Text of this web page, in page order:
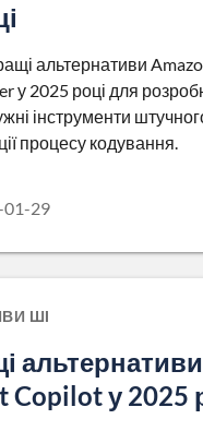
альтернативи
у 2025 році для
інструменти
процесу кодування.
01-29
ШІ
альтернативи
Copilot у 2025